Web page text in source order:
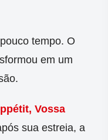
tempo. O
em um
Vossa
sua estreia, a